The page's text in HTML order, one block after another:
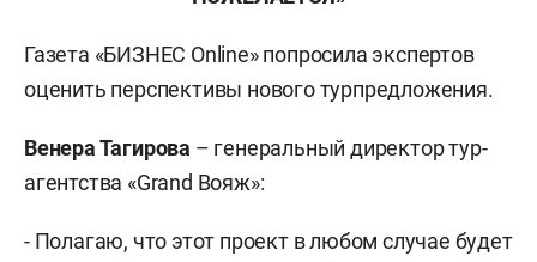
Газета «БИЗНЕС Online» попросила экспертов
оценить перспективы нового турпредложения.
Венера Тагирова – генеральный директор тур-
агентства «Grand Вояж»:
- Полагаю, что этот проект в любом случае будет